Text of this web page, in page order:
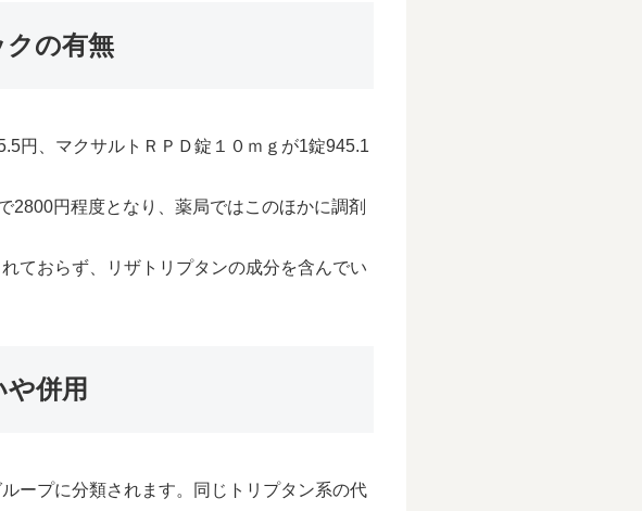
の有無
円、マクサルトＲＰＤ錠１０ｍｇが1錠945.1
2800円程度となり、薬局ではこのほかに調剤
ておらず、リザトリプタンの成分を含んでい
併用
ープに分類されます。同じトリプタン系の代